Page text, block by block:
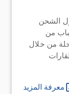
الشحن
من
من خلال
معرفة المزيد